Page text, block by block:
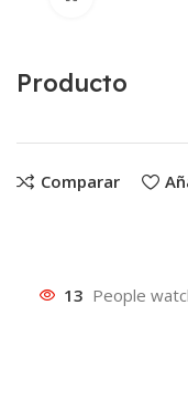
Producto
Comparar
13 People